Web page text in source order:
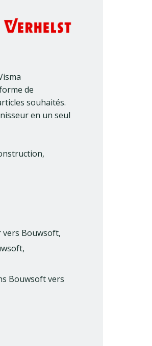
de
souhaités.
en un seul
Bouwsoft,
Bouwsoft vers